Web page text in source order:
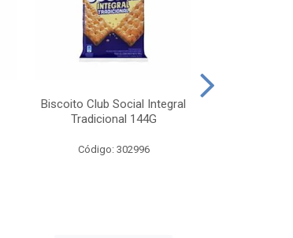
Biscoito Club Social Integral
Tradicional 144G
Código: 302996